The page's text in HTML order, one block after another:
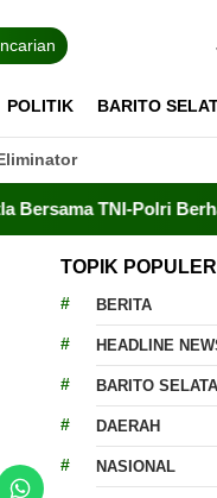
POLITIK BARITO
Polri Berhasil Jinakkan
TOPIK POPULER
BERITA
HEADLINE
BARITO
DAERAH
NASIONAL